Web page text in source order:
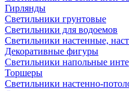
Гирлянды
Светильники грунтовые
Светильники для водоемов
Светильники настенные,
Декоративные фигуры
Светильники напольные
Торшеры
Светильники настенно-